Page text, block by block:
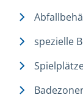
spezielle